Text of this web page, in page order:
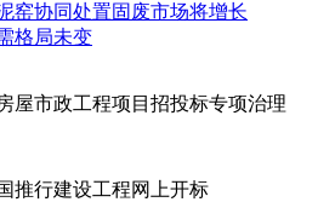
窑协同处置固废市场将增长
格局未变
屋市政工程项目招投标专项治理
推行建设工程网上开标